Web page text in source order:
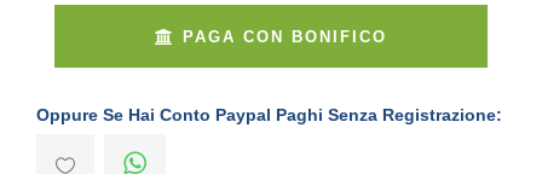
PAGA CON BONIFICO
Oppure Se Hai Conto Paypal Paghi Senza Registrazione: